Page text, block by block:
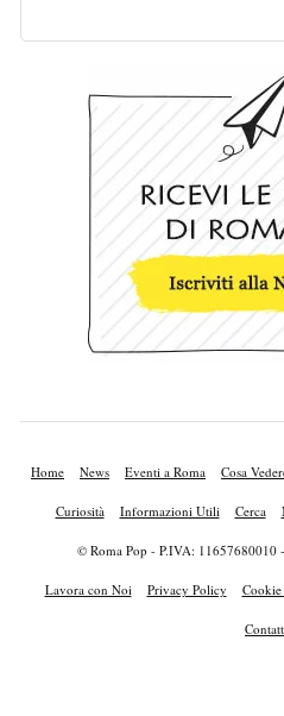
Home News Eventi a Roma Cosa
Curiosità Informazioni Utili Cerca
© Roma Pop - P.IVA: 11657680010 -
Lavora con Noi Privacy Policy